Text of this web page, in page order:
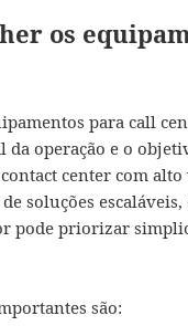
os
para call
operação e o
center com
soluções
pode priorizar
são: